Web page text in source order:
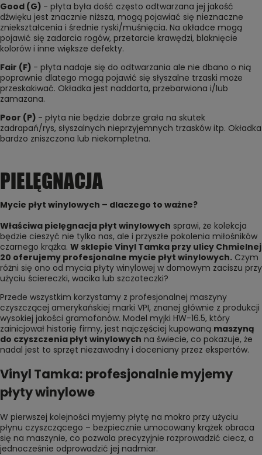
Good (G) - płyta była dość często odtwarzana jej jakość
dźwięku jest znacznie niższa, mogą pojawiać się nieznaczne
zniekształcenia i średnie ryski/muśnięcia. Na okładce mogą
pojawić się zadarcia rogów, przetarcie krawędzi, blaknięcie
kolorów i inne większe defekty.
Fair (F) - płyta nadaje się do odtwarzania ale nie dbano o nią
poprawnie dlatego mogą pojawić się słyszalne trzaski może
przeskakiwać. Okładka jest naddarta, przebarwiona i/lub
zamazana.
Poor (P) - płyta nie będzie dobrze grała na skutek
zadrapań/rys, słyszalnych nieprzyjemnych trzasków itp. Okładka
bardzo zniszczona lub niekompletna.
PIELĘGNACJA
Mycie płyt winylowych – dlaczego to ważne?
Właściwa pielęgnacja płyt winylowych sprawi, że kolekcja
będzie cieszyć nie tylko nas, ale i przyszłe pokolenia miłośników
czarnego krążka. W sklepie Vinyl Tamka przy ulicy Chmielnej
20 oferujemy profesjonalne mycie płyt winylowych. Czym
różni się ono od mycia płyty winylowej w domowym zaciszu przy
użyciu ściereczki, wacika lub szczoteczki?
Przede wszystkim korzystamy z profesjonalnej maszyny
czyszczącej amerykańskiej marki VPI, znanej głównie z produkcji
wysokiej jakości gramofonów. Model myjki HW-16.5, który
zainicjował historię firmy, jest najczęściej kupowaną maszyną
do czyszczenia płyt winylowych na świecie, co pokazuje, że
nadal jest to sprzęt niezawodny i doceniany przez ekspertów.
Vinyl Tamka: profesjonalnie myjemy
płyty winylowe
W pierwszej kolejności myjemy płytę na mokro przy użyciu
płynu czyszczącego – bezpiecznie umocowany krążek obraca
się na maszynie, co pozwala precyzyjnie rozprowadzić ciecz, a
jednocześnie odprowadzić jej nadmiar.